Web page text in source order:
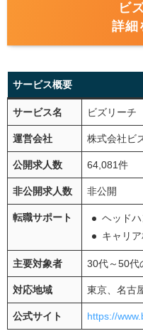
ビ
詳細
サービス概要
サービス名 ビズリーチ
運営会社 株式会社ビ
公開求人数 64,081件
非公開求人数 非公開
転職サポート
ヘッド
キャリ
主要対象者 30代～50代
対応地域 東京、名古
公式サイト https://